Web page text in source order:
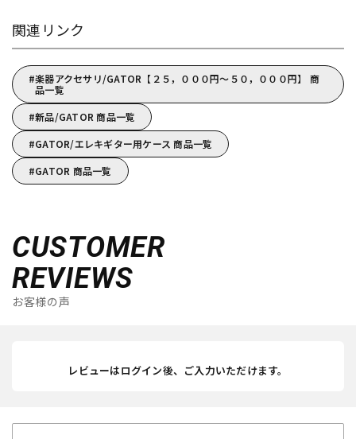
関連リンク
楽器アクセサリ/GATOR【２５，０００円～５０，０００円】 商
品一覧
新品/GATOR 商品一覧
GATOR/エレキギター用ケース 商品一覧
GATOR 商品一覧
CUSTOMER
REVIEWS
お客様の声
レビューはログイン後、ご入力いただけます。